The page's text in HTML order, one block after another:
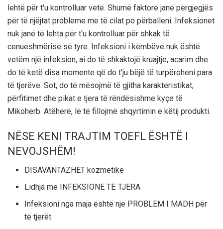
lehtë për t'u kontrolluar vetë. Shumë faktorë janë përgjegjës
për të njëjtat probleme me të cilat po përballeni. Infeksionet
nuk janë të lehta për t'u kontrolluar për shkak të
cenueshmërisë së tyre. Infeksioni i këmbëve nuk është
vetëm një infeksion, ai do të shkaktojë kruajtje, acarim dhe
do të ketë disa momente që do t'ju bëjë të turpëroheni para
të tjerëve. Sot, do të mësojmë të gjitha karakteristikat,
përfitimet dhe pikat e tjera të rëndësishme kyçe të
Mikoherb. Atëherë, le të fillojmë shqyrtimin e këtij produkti.
NËSE KENI TRAJTIM TOEFL ËSHTË I
NEVOJSHËM!
DISAVANTAZHET kozmetike
Lidhja me INFEKSIONE TË TJERA
Infeksioni nga maja është një PROBLEM I MADH për
të tjerët